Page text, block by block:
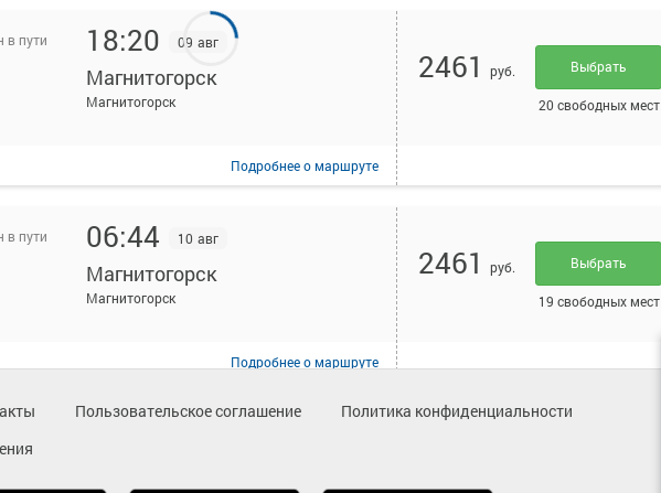
в пути 18:20 09 авг
Магнитогорск
Магнитогорск
Подробнеео маршруте
2461 руб. Выбрать
20 свободных мест
в пути 06:44 10 авг
Магнитогорск
Магнитогорск
Подробнеео маршруте
2461 руб. Выбрать
19 свободных мест
Пользовательское соглашение
Политика конфиденциальности